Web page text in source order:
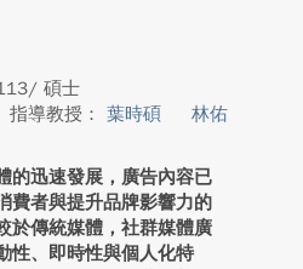
碩士
指導教授： 葉時碩
林佑
的迅速發展，廣告內容已
費者與提升品牌影響力的
於傳統媒體，社群媒體廣
性、即時性與個人化特